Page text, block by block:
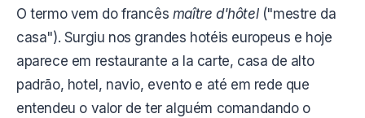
O termo vem do francês maître d'hôtel("mestre da
casa"). Surgiu nos grandes hotéis europeus e hoje
aparece em restaurante a la carte, casa de alto
padrão, hotel, navio, evento e até em rede que
entendeu o valor de ter alguém comandando o